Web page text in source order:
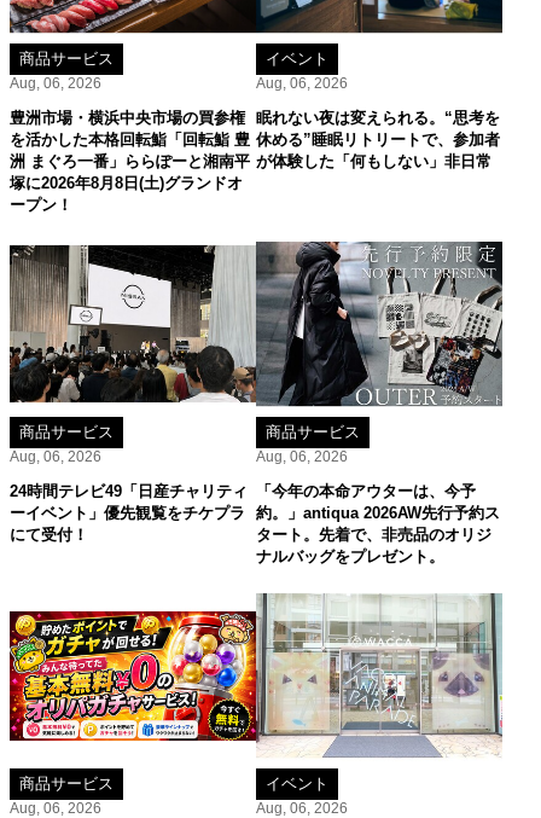
商品サービス
Aug, 06, 2026
豊洲市場・横浜中央市場の買参権
を活かした本格回転鮨「回転鮨 豊
洲 まぐろ一番」ららぽーと湘南平
塚に2026年8月8日(土)グランドオ
ープン！
イベント
Aug, 06, 2026
眠れない夜は変えられる。“思考を
休める”睡眠リトリートで、参加者
が体験した「何もしない」非日常
商品サービス
Aug, 06, 2026
24時間テレビ49「日産チャリティ
ーイベント」優先観覧をチケプラ
にて受付！
商品サービス
Aug, 06, 2026
「今年の本命アウターは、今予
約。」antiqua 2026AW先行予約ス
タート。先着で、非売品のオリジ
ナルバッグをプレゼント。
商品サービス
Aug, 06, 2026
イベント
Aug, 06, 2026